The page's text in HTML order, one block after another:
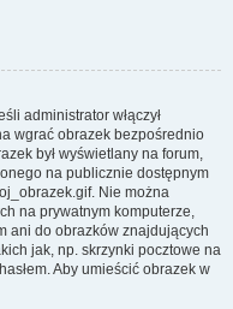
administrator włączył
wgrać obrazek bezpośrednio
był wyświetlany na forum,
na publicznie dostępnym
Nie można
na prywatnym komputerze,
ani do obrazków znajdujących
jak, np. skrzynki pocztowe na
Aby umieścić obrazek w